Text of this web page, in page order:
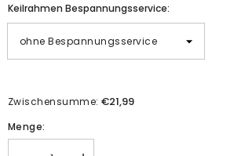
Keilrahmen Bespannungsservice:
Zwischensumme:€21,99
Menge: